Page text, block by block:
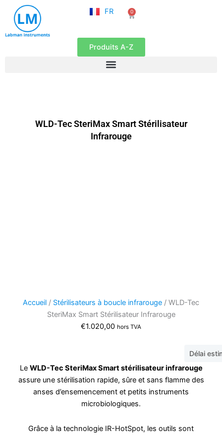
contenu
FR
EN
0
Panier
Produits A-Z
WLD-Tec SteriMax Smart Stérilisateur
Infrarouge
Accueil / Stérilisateurs à boucle infrarouge / WLD-Tec
SteriMax Smart Stérilisateur Infrarouge
€1.020,00 hors TVA
Délai
Le WLD-Tec SteriMax Smart stérilisateur infrarouge
assure une stérilisation rapide, sûre et sans flamme des
anses d’ensemencement et petits instruments
microbiologiques.
Grâce à la technologie IR-HotSpot, les outils sont